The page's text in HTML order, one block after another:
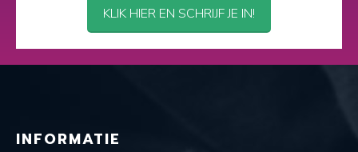
KLIK HIER EN SCHRIJF JE IN!
INFORMATIE